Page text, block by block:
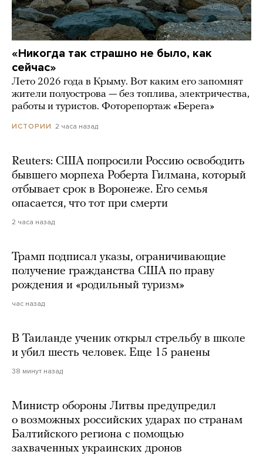
«Никогда так страшно не было, как
сейчас»
Лето 2026 года в Крыму. Вот каким его запомнят
жители полуострова — без топлива, электричества,
работы и туристов. Фоторепортаж «Берега»
ИСТОРИИ 2 часа назад
Reuters: США попросили Россию освободить
бывшего морпеха Роберта Гилмана, который
отбывает срок в Воронеже. Его семья
опасается, что тот при смерти
2 часа назад
Трамп подписал указы, ограничивающие
получение гражданства США по праву
рождения и «родильный туризм»
час назад
В Таиланде ученик открыл стрельбу в школе
и убил шесть человек. Еще 15 ранены
38 минут назад
Министр обороны Литвы предупредил
о возможных российских ударах по странам
Балтийского региона с помощью
захваченных украинских дронов